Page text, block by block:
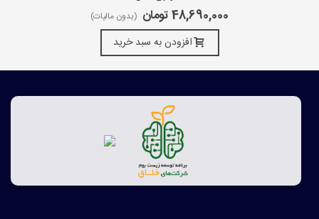
48,690,000 تومان (بدون مالیات)
افزودن به سبد خرید